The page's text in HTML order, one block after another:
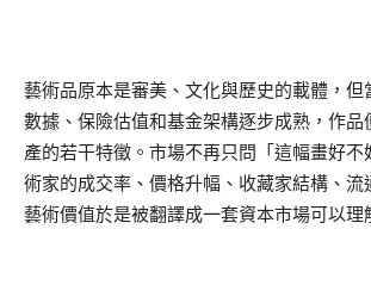
藝術品原本是審美、文化與歷史的載體，但
數據、保險估值和基金架構逐步成熟，作品
產的若干特徵。市場不再只問「這幅畫好不
術家的成交率、價格升幅、收藏家結構、流
藝術價值於是被翻譯成一套資本市場可以理